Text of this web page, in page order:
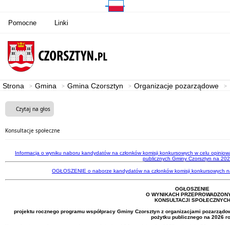
Pomocne Linki
Strona Gmina Gmina Czorsztyn Organizacje pozarządowe
Czytaj na głos
Konsultacje społeczne
Informacja o wyniku naboru kandydatów na członków komisji konkursowych w celu
publicznych Gminy Czorsztyn na
OGŁOSZENIE o naborze kandydatów na członków komisji konkursowych
OGŁOSZENIE
O WYNIKACH
KONSULTACJI SPOŁECZNYCH
projektu rocznego programu współpracy Gminy Czorsztyn z organizacjami
pożytku publicznego na 2026